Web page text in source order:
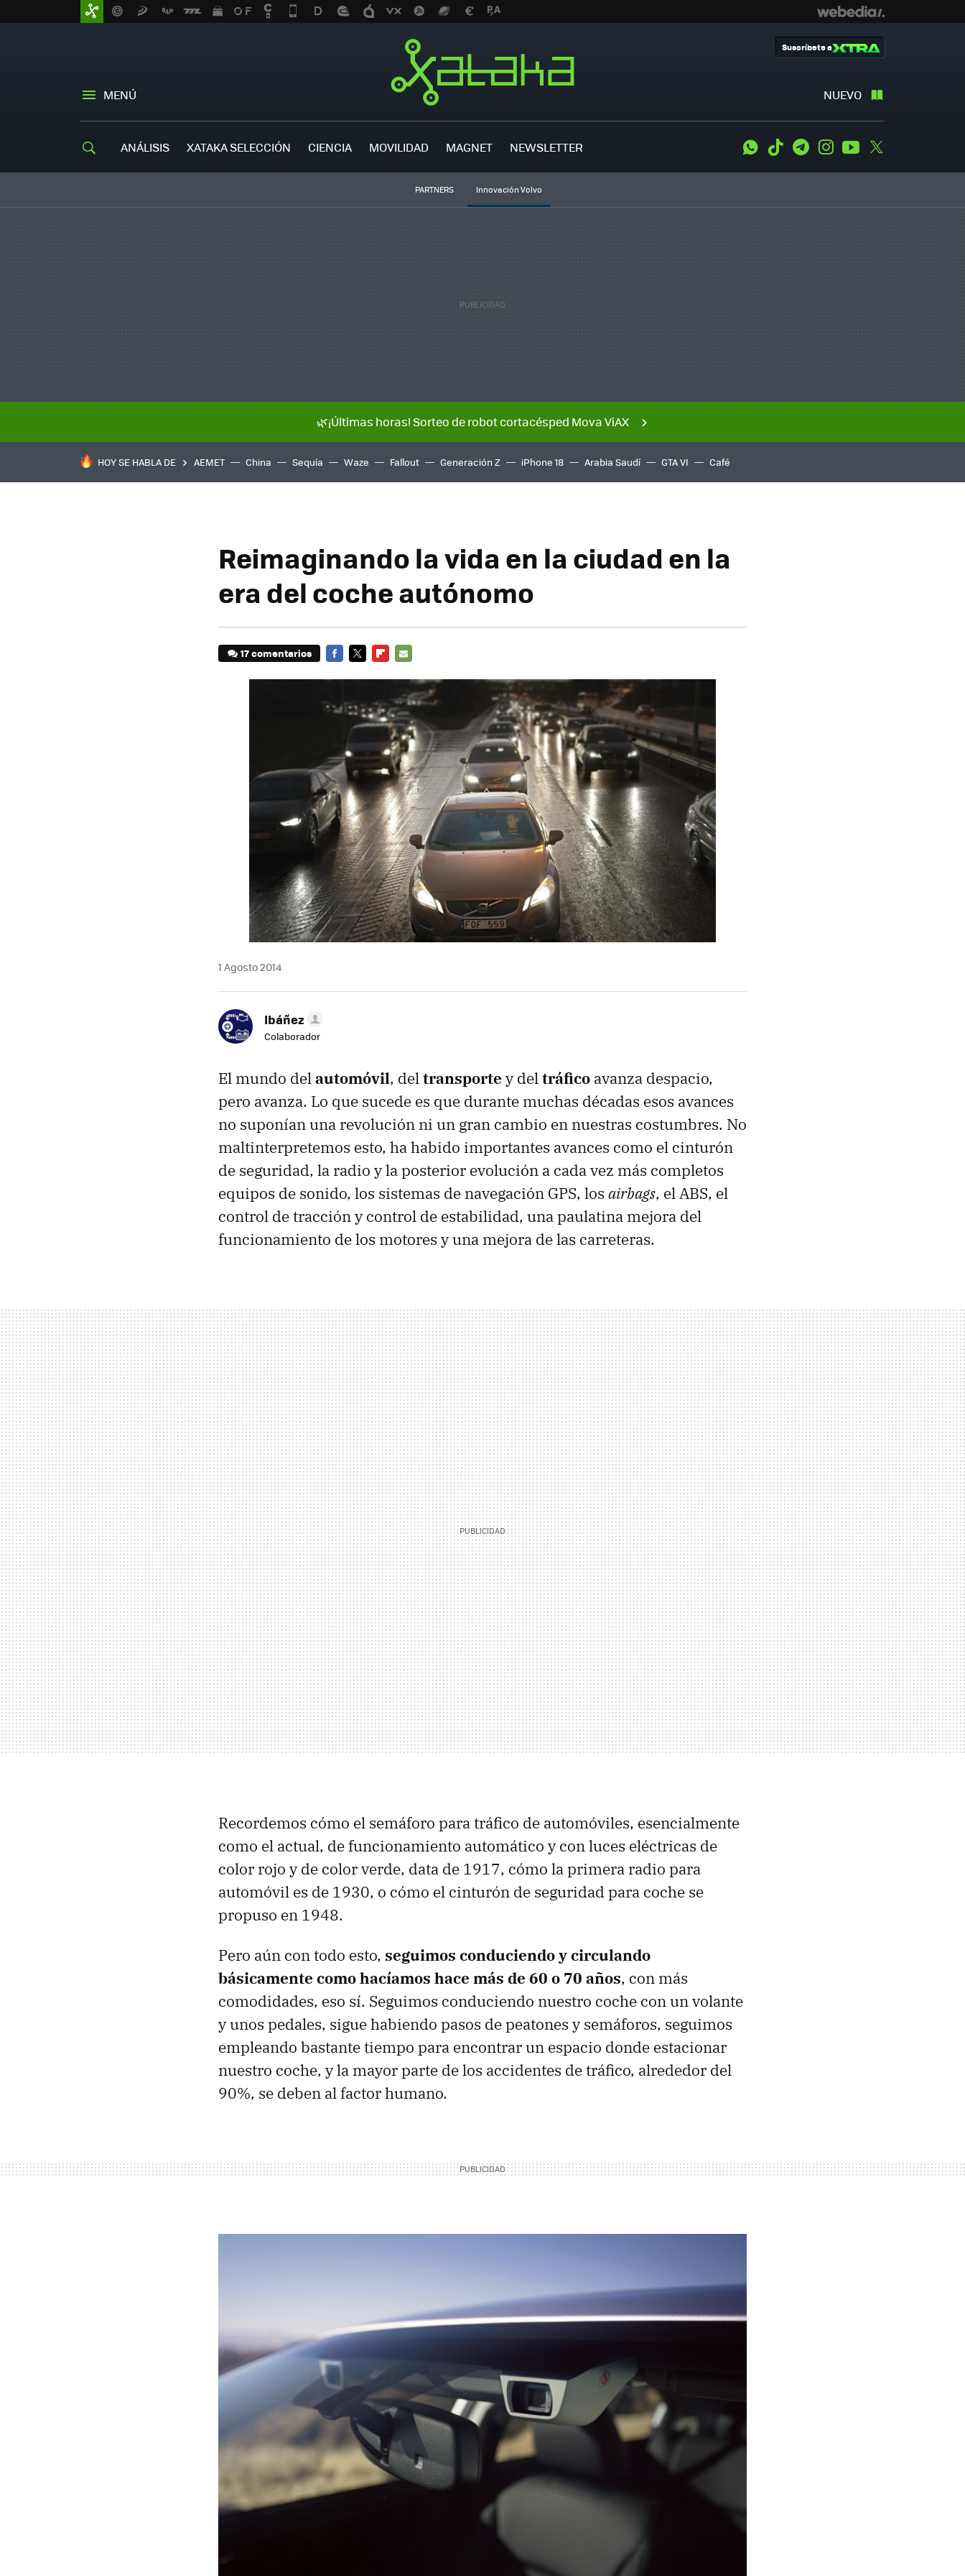
MENÚ NUEVO
Suscríbete a
ANÁLISIS XATAKA SELECCIÓN CIENCIA MOVILIDAD MAGNET NEWSLETTER WhatsApp
Tiktok TelegramInstagramYoutube
PARTNERS Innovación Volvo
🌿¡Últimas horas! Sorteo de robot cortacésped Mova ViAX
HOY SE HABLA DE AEMET China Sequía Waze Fallout Generación Z iPhone 18 Arabia Saudí GTA VI Café
Reimaginando la vida en la ciudad en la
era del coche autónomo
17 comentarios
MAIL
1 Agosto 2014
Ibáñez
Colaborador
El mundo delautomóvil, deltransporte y deltráfico avanza despacio,
pero avanza. Lo que sucede es que durante muchas décadas esos avances
no suponían una revolución ni un gran cambio en nuestras costumbres. No
maltinterpretemos esto, ha habido importantes avances como el cinturón
de seguridad, la radio y la posterior evolución a cada vez más completos
equipos de sonido, los sistemas de navegación GPS, los airbags, el ABS, el
control de tracción y control de estabilidad, una paulatina mejora del
funcionamiento de los motores y una mejora de las carreteras.
Recordemos cómo el semáforo para tráfico de automóviles, esencialmente
como el actual, de funcionamiento automático y con luces eléctricas de
color rojo y de color verde, data de 1917, cómo la primera radio para
automóvil es de 1930, o cómo el cinturón de seguridad para coche se
propuso en 1948.
Pero aún con todo esto, seguimos conduciendo y circulando
básicamente como hacíamos hace más de 60 o 70 años, con más
comodidades, eso sí. Seguimos conduciendo nuestro coche con un volante
y unos pedales, sigue habiendo pasos de peatones y semáforos, seguimos
empleando bastante tiempo para encontrar un espacio donde estacionar
nuestro coche, y la mayor parte de los accidentes de tráfico, alrededor del
90%, se deben al factor humano.